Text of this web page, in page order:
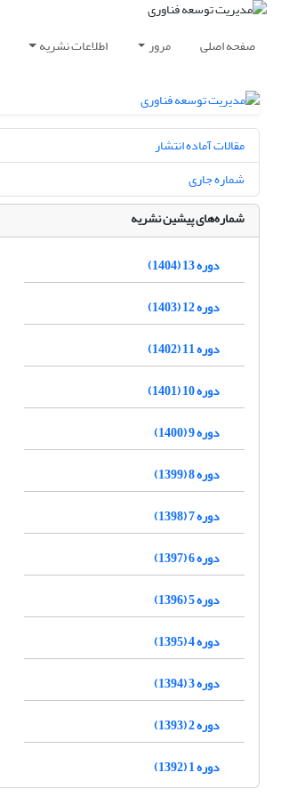
صفحه اصلی مرور اطلاعات نشریه
مقالات آماده انتشار
شماره جاری
شماره‌های پیشین نشریه
دوره 13 (1404)
دوره 12 (1403)
دوره 11 (1402)
دوره 10 (1401)
دوره 9 (1400)
دوره 8 (1399)
دوره 7 (1398)
دوره 6 (1397)
دوره 5 (1396)
دوره 4 (1395)
دوره 3 (1394)
دوره 2 (1393)
دوره 1 (1392)